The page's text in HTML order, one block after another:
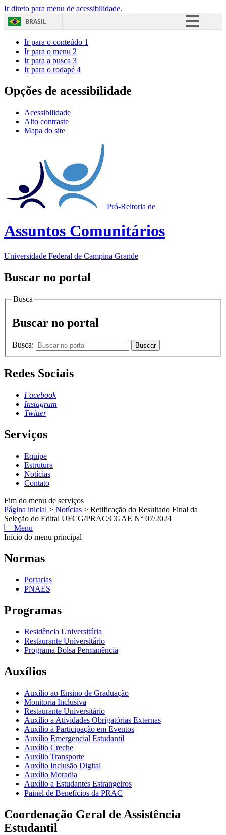
Ir direto para menu de acessibilidade.
BRASIL
Acesso à informação
Ir para o conteúdo 1
Ir para o menu 2
Ir para a busca 3
Ir para o rodapé 4
Opções de acessibilidade
Acessibilidade
Alto contraste
Mapa do site
Pró-Reitoria de
Assuntos Comunitários
Universidade Federal de Campina Grande
Buscar no portal
Busca
Buscar no portal
Busca: Buscar
Redes Sociais
Facebook
Instagram
Twitter
Serviços
Equipe
Estrutura
Notícias
Contato
Fim do menu de serviços
Página inicial > Notícias > Retificação do Resultado Final da
Seleção do Edital UFCG/PRAC/CGAE N° 07/2024
Menu
Início do menu principal
Normas
Portarias
PNAES
Programas
Residência Universitária
Restaurante Universitário
Programa Bolsa Permanência
Auxílios
Auxílio ao Ensino de Graduação
Monitoria Inclusiva
Restaurante Universitário
Auxílio a Atividades Obrigatórias Externas
Auxílio à Participação em Eventos
Auxílio Emergencial Estudantil
Auxílio Creche
Auxílio Transporte
Auxílio Inclusão Digital
Auxílio Moradia
Auxílio a Estudantes Estrangeiros
Painel de Benefícios da PRAC
Coordenação Geral de Assistência
Estudantil